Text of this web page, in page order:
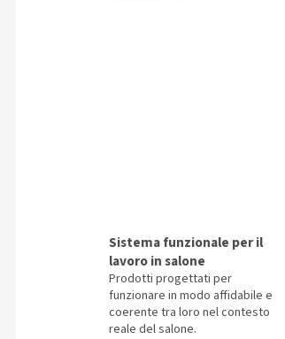
Sistema funzionale per il
lavoro in salone
Prodotti progettati per
funzionare in modo affidabile e
coerente tra loro nel contesto
reale del salone.